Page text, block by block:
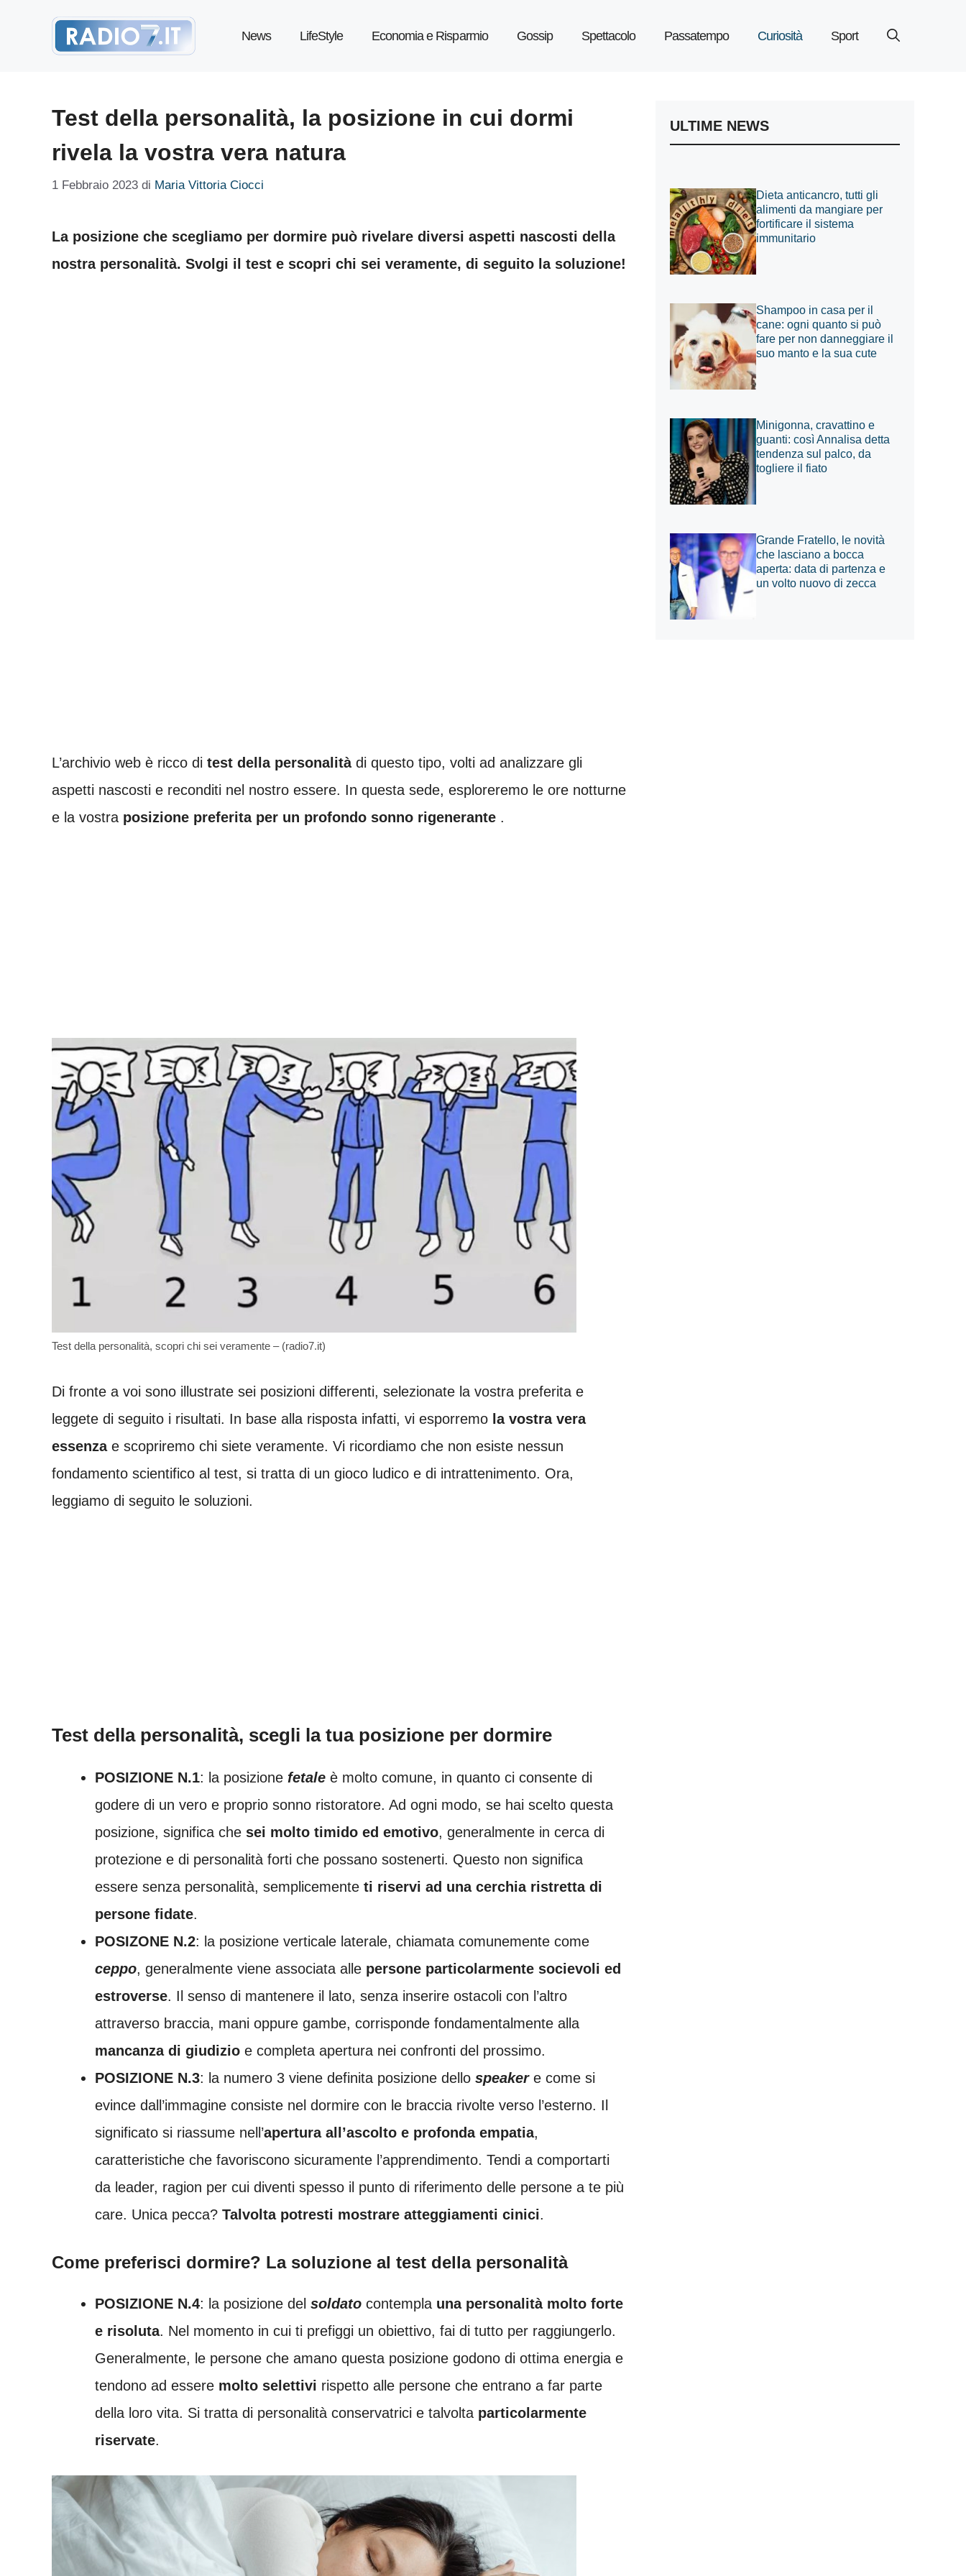
News LifeStyle Economia e Risparmio Gossip Spettacolo Passatempo Curiosità Sport
Test della personalità, la posizione in cui dormi
rivela la vostra vera natura
1 Febbraio 2023 di Maria Vittoria Ciocci
La posizione che scegliamo per dormire può rivelare diversi aspetti nascosti della
nostra personalità. Svolgi il test e scopri chi sei veramente, di seguito la soluzione!
L’archivio web è ricco di test della personalitàdi questo tipo, volti ad analizzare gli
aspetti nascosti e reconditi nel nostro essere. In questa sede, esploreremo le ore notturne
e la vostra posizione preferita per un profondo sonno rigenerante .
Test della personalità, scopri chi sei veramente – (radio7.it)
Di fronte a voi sono illustrate sei posizioni differenti, selezionate la vostra preferita e
leggete di seguito i risultati. In base alla risposta infatti, vi esporremo la vostra vera
essenzae scopriremo chi siete veramente. Vi ricordiamo che non esiste nessun
fondamento scientifico al test, si tratta di un gioco ludico e di intrattenimento. Ora,
leggiamo di seguito le soluzioni.
Test della personalità, scegli la tua posizione per dormire
POSIZIONE N.1: la posizione fetale è molto comune, in quanto ci consente di
godere di un vero e proprio sonno ristoratore. Ad ogni modo, se hai scelto questa
posizione, significa che sei molto timido ed emotivo, generalmente in cerca di
protezione e di personalità forti che possano sostenerti. Questo non significa
essere senza personalità, semplicemente ti riservi ad una cerchia ristretta di
persone fidate.
POSIZONE N.2: la posizione verticale laterale, chiamata comunemente come
ceppo, generalmente viene associata alle persone particolarmente socievoli ed
estroverse. Il senso di mantenere il lato, senza inserire ostacoli con l’altro
attraverso braccia, mani oppure gambe, corrisponde fondamentalmente alla
mancanza di giudizio e completa apertura nei confronti del prossimo.
POSIZIONE N.3: la numero 3 viene definita posizione dello speakere come si
evince dall’immagine consiste nel dormire con le braccia rivolte verso l’esterno. Il
significato si riassume nell’apertura all’ascolto e profonda empatia,
caratteristiche che favoriscono sicuramente l’apprendimento. Tendi a comportarti
da leader, ragion per cui diventi spesso il punto di riferimento delle persone a te più
care. Unica pecca? Talvolta potresti mostrare atteggiamenti cinici.
Come preferisci dormire? La soluzione al test della personalità
POSIZIONE N.4: la posizione del soldato contempla una personalità molto forte
e risoluta. Nel momento in cui ti prefiggi un obiettivo, fai di tutto per raggiungerlo.
Generalmente, le persone che amano questa posizione godono di ottima energia e
tendono ad essere molto selettivi rispetto alle persone che entrano a far parte
della loro vita. Si tratta di personalità conservatrici e talvolta particolarmente
riservate.
ULTIME NEWS
Dieta anticancro, tutti gli
alimenti da mangiare per
fortificare il sistema
immunitario
Shampoo in casa per il
cane: ogni quanto si può
fare per non danneggiare il
suo manto e la sua cute
Minigonna, cravattino e
guanti: così Annalisa detta
tendenza sul palco, da
togliere il fiato
Grande Fratello, le novità
che lasciano a bocca
aperta: data di partenza e
un volto nuovo di zecca